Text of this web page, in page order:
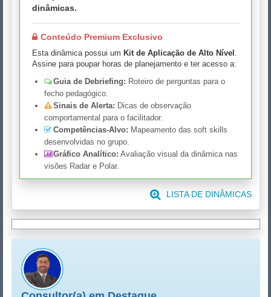
dinâmicas.
Conteúdo Premium Exclusivo
Esta dinâmica possui um Kit de Aplicação de Alto Nível .
Assine para poupar horas de planejamento e ter acesso a:
Guia de Debriefing: Roteiro de perguntas para o
fecho pedagógico.
Sinais de Alerta: Dicas de observação
comportamental para o facilitador.
Competências-Alvo: Mapeamento das soft skills
desenvolvidas no grupo.
Gráfico Analítico: Avaliação visual da dinâmica nas
visões Radar e Polar.
LISTA DE DINÂMICAS